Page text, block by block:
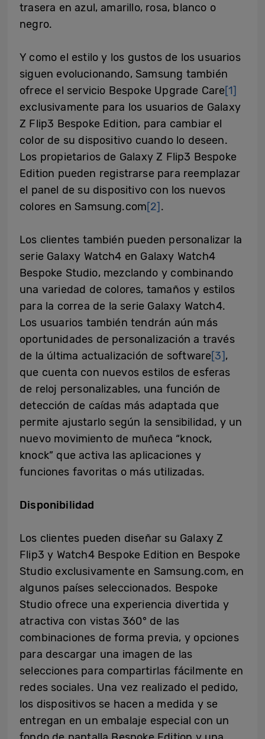
trasera en azul, amarillo, rosa, blanco o
negro.
Y como el estilo y los gustos de los usuarios
siguen evolucionando, Samsung también
ofrece el servicio Bespoke Upgrade Care[1]
exclusivamente para los usuarios de Galaxy
Z Flip3 Bespoke Edition, para cambiar el
color de su dispositivo cuando lo deseen.
Los propietarios de Galaxy Z Flip3 Bespoke
Edition pueden registrarse para reemplazar
el panel de su dispositivo con los nuevos
colores en Samsung.com[2] .
Los clientes también pueden personalizar la
serie Galaxy Watch4 en Galaxy Watch4
Bespoke Studio, mezclando y combinando
una variedad de colores, tamaños y estilos
para la correa de la serie Galaxy Watch4.
Los usuarios también tendrán aún más
oportunidades de personalización a través
de la última actualización de software[3],
que cuenta con nuevos estilos de esferas
de reloj personalizables, una función de
detección de caídas más adaptada que
permite ajustarlo según la sensibilidad, y un
nuevo movimiento de muñeca “knock,
knock” que activa las aplicaciones y
funciones favoritas o más utilizadas.
Disponibilidad
Los clientes pueden diseñar su Galaxy Z
Flip3 y Watch4 Bespoke Edition en Bespoke
Studio exclusivamente en Samsung.com, en
algunos países seleccionados. Bespoke
Studio ofrece una experiencia divertida y
atractiva con vistas 360° de las
combinaciones de forma previa, y opciones
para descargar una imagen de las
selecciones para compartirlas fácilmente en
redes sociales. Una vez realizado el pedido,
los dispositivos se hacen a medida y se
entregan en un embalaje especial con un